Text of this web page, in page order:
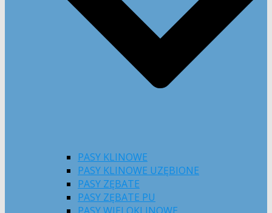
PASY KLINOWE
PASY KLINOWE UZĘBIONE
PASY ZĘBATE
PASY ZĘBATE PU